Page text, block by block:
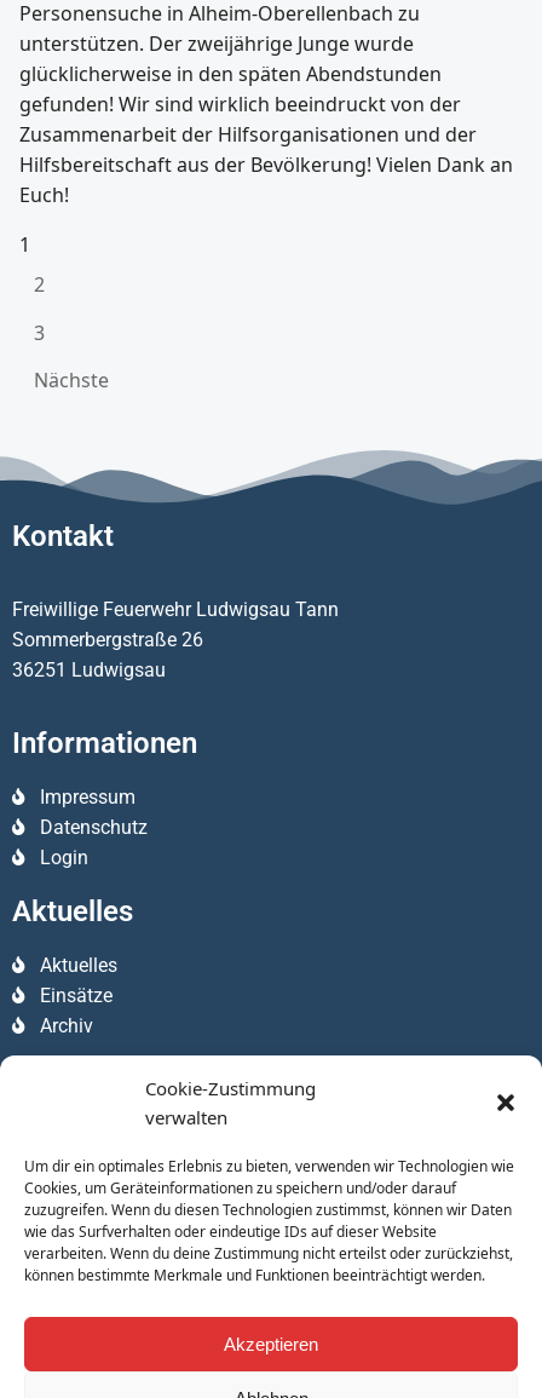
Cookie-Zustimmung
verwalten
Um dir ein optimales Erlebnis zu bieten, verwenden wir Technologien wie
Cookies, um Geräteinformationen zu speichern und/oder darauf
zuzugreifen. Wenn du diesen Technologien zustimmst, können wir Daten
wie das Surfverhalten oder eindeutige IDs auf dieser Website
verarbeiten. Wenn du deine Zustimmung nicht erteilst oder zurückziehst,
können bestimmte Merkmale und Funktionen beeinträchtigt werden.
Akzeptieren
Personensuche in Alheim-Oberellenbach zu
unterstützen. Der zweijährige Junge wurde
glücklicherweise in den späten Abendstunden
gefunden! Wir sind wirklich beeindruckt von der
Zusammenarbeit der Hilfsorganisationen und der
Hilfsbereitschaft aus der Bevölkerung! Vielen Dank an
Euch!
1
2
3
Nächste
Kontakt
Freiwillige Feuerwehr Ludwigsau Tann
Sommerbergstraße 26
36251 Ludwigsau
Informationen
Impressum
Datenschutz
Login
Aktuelles
Aktuelles
Einsätze
Archiv